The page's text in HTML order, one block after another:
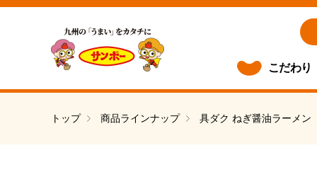
こだわり
トップ 商品ラインナップ 具ダク ねぎ醤油ラーメン